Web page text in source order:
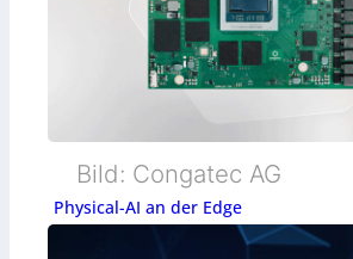
Bild: Congatec AG
Physical-AI an der Edge